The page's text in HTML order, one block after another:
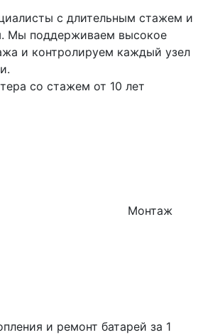
с длительным стажем и
Мы поддерживаем высокое
и контролируем каждый узел
со стажем от 10 лет
Монтаж
и ремонт батарей за 1